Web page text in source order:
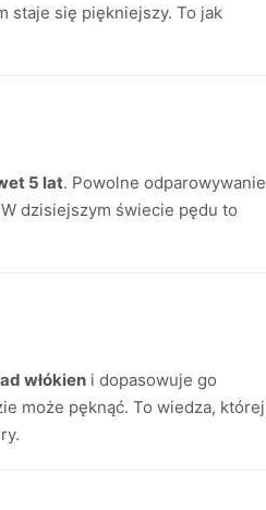
staje się piękniejszy. To jak
5 lat. Powolne odparowywanie
dzisiejszym świecie pędu to
włókien i dopasowuje go
może pęknąć. To wiedza, której